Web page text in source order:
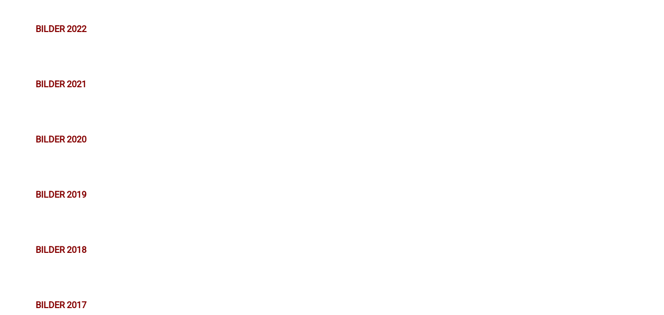
BILDER 2022
BILDER 2021
BILDER 2020
BILDER 2019
BILDER 2018
BILDER 2017